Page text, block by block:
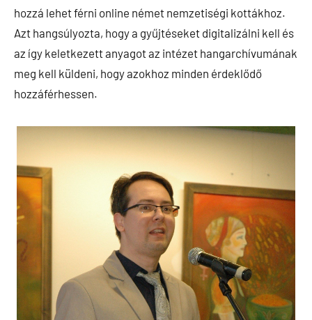
hozzá lehet férni online német nemzetiségi kottákhoz.
Azt hangsúlyozta, hogy a gyűjtéseket digitalizálni kell és
az így keletkezett anyagot az intézet hangarchívumának
meg kell küldeni, hogy azokhoz minden érdeklődő
hozzáférhessen.